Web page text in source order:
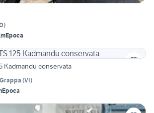
)
Epoca
Kadmandu conservata
(VI)
Epoca